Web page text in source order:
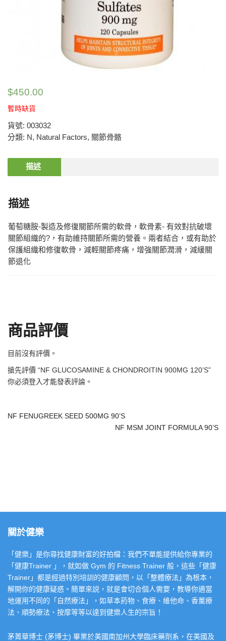
$450.00
暫時缺貨
貨號: 003032
分類: N, Natural Factors, 關節骨骼
描述
描述
葡萄糖胺-製造及修復關節所需的軟骨，軟骨素- 有效對抗破壞
關節組織的?，有助維持關節所需的營養。兩者結合，或有助於
保護組織和修復軟骨，減輕關節疼痛，增強關節潤滑，減緩關
節退化
商品評價
目前沒有評價。
搶先評價 “NF GLUCOSAMINE & CHONDROITIN 900MG 120’S”
你必須登入 才能發表評論。
NF FENUGREEK SEED 500MG 90’S
NF MSM JOINT FORMULA 90’S
關於健樂
「健樂」是你尋找健康財富的好拍檔：我們不單能提供給你專業的
「健康Trainer 」，就如做 Gym 的 Fitness Trainer 般，這些「健康
Trainer」都是經過特別培訓的健康顧問，以「整體療法」為根本，
解開你的健康疑惑。簡單來説，就是會切合個人需要，教導你適當
地運用不同的「自然療法」，如草本葯物、食療、維他命、香薰療
法、順勢療法、按摩等等以達到健樂人生的宗旨！
茅菁華博士 (茅博士) 畢業於美國南加州大學臨床藥劑系，在美國及